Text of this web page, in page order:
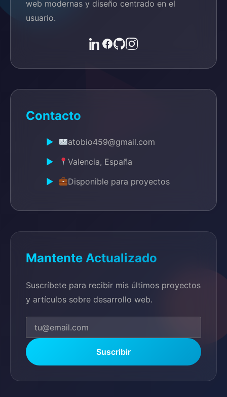
web modernas y diseño centrado en el
usuario.
Contacto
atobio459@gmail.com
Valencia, España
Disponible para proyectos
Mantente Actualizado
Suscríbete para recibir mis últimos proyectos
y artículos sobre desarrollo web.
Suscribir